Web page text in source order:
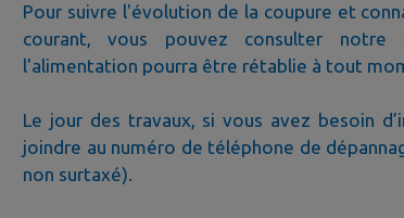
Pour suivre l'évolution de la coupure et
courant, vous pouvez consulter notre
l'alimentation pourra être rétablie à tout
Le jour des travaux, si vous avez besoin
joindre au numéro de téléphone de
non surtaxé).